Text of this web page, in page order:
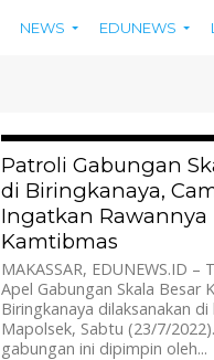
NEWS EDUNEWS
Patroli Gabungan
di Biringkanaya,
Ingatkan Rawannya
Kamtibmas
MAKASSAR, EDUNEWS.ID –
Apel Gabungan Skala Besar
Biringkanaya dilaksanakan di
Mapolsek, Sabtu (23/7/
gabungan ini dipimpin oleh...